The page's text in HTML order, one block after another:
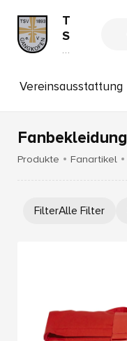
T
S
V
a
k
o
f
1
.
e
h
o
p
Vereinsausstattung
Fanbekleidung
Produkte Fanartikel
FilterAlle Filter